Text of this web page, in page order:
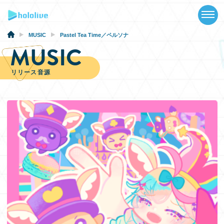
NEWS
SCHEDULE
EVENTS
VIDEOS
MUSIC
GOODS
SPECIAL
MUSIC Pastel Tea Time／ペルソナ
MUSIC
リリース音源